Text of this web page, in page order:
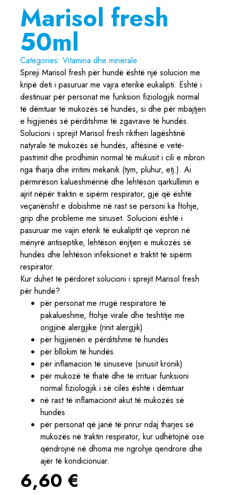
Marisol fresh
50ml
Categories: Vitamina dhe minerale
Spreji Marisol fresh për hundë është një solucion me
kripë deti i pasuruar me vajra eterikë eukalipti. Është i
destinuar për personat me funksion fiziologjik normal
të dëmtuar të mukozës së hundës, si dhe për mbajtjen
e higjienës së përditshme të zgavrave të hundës.
Solucioni i sprejit Marisol fresh rikthen lagështinë
natyrale të mukozës së hundës, aftësinë e vetë-
pastrimit dhe prodhimin normal të mukusit i cili e mbron
nga tharja dhe irritimi mekanik (tym, pluhur, etj.). Ai
përmirëson kalueshmërinë dhe lehtëson qarkullimin e
ajrit nëpër traktin e sipërm respirator, gjë që është
veçanërisht e dobishme në rast se personi ka ftohje,
grip dhe probleme me sinuset. Solucioni është i
pasuruar me vajin eterik të eukaliptit që vepron në
mënyrë antiseptike, lehtëson ënjtjen e mukozës së
hundës dhe lehtëson infeksionet e traktit të sipërm
respirator.
Kur duhet të përdoret solucioni i sprejit Marisol fresh
për hundë?
për personat me rrugë respiratore të
pakalueshme, ftohje virale dhe teshtitje me
origjinë alergjike (rinit alergjik)
për higjienën e përditshme të hundës
për bllokim të hundës
për inflamacion të sinuseve (sinusit kronik)
për mukozë të thatë dhe të irrituar funksioni
normal fiziologjik i së cilës është i dëmtuar
në rast të inflamacionit akut të mukozës së
hundës
për personat që janë të prirur ndaj tharjes së
mukozës në traktin respirator, kur udhëtojnë ose
qëndrojnë në dhoma me ngrohje qendrore dhe
ajër të kondicionuar.
6,60 €